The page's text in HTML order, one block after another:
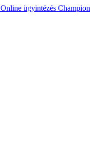
Online ügyintézés Champion